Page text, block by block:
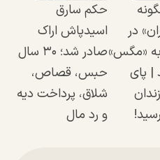
در
به «مگس»
| پای
حکم سارق
اسیدپاش اراک
صادر شد؛ ۳۰ سال
حبس، قصاص،
شلاق، پرداخت دیه
و رد مال